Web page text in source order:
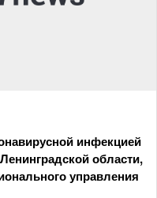
инфекцией
области,
управления